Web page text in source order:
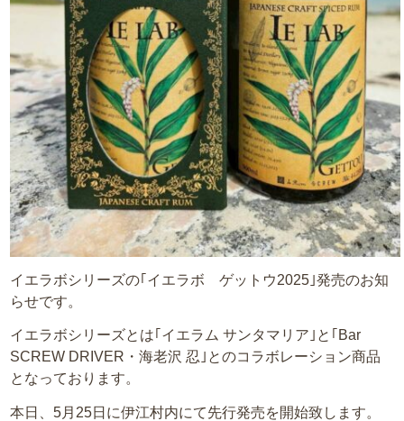
イエラボシリーズの｢イエラボ ゲットウ2025｣発売のお知
らせです。
イエラボシリーズとは｢イエラム サンタマリア｣と｢Bar
SCREW DRIVER・海老沢 忍｣とのコラボレーション商品
となっております。
本日、5月25日に伊江村内にて先行発売を開始致します。